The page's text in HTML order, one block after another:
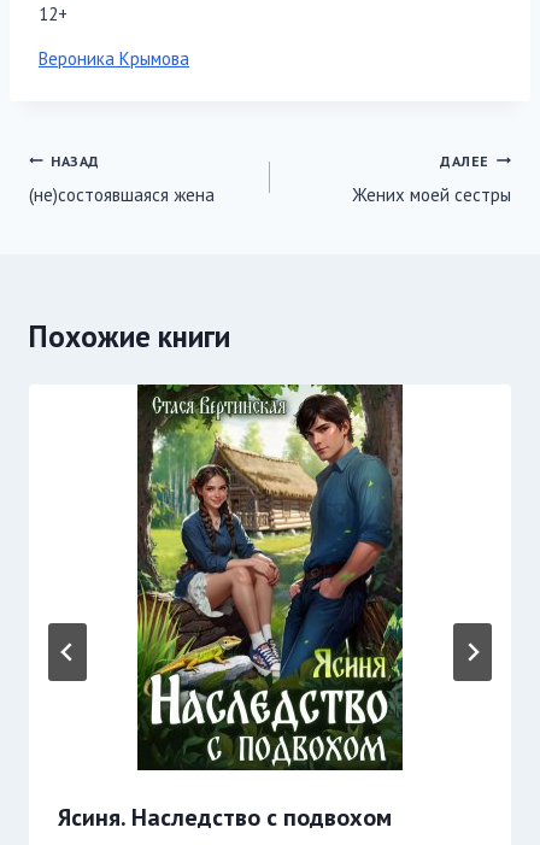
12+
Метки
Вероника Крымова
Навигация
по
НАЗАД
(не)состоявшаяся жена
ДАЛЕЕ
Жених моей сестры
Похожие книги
Ясиня. Наследство с подвохом